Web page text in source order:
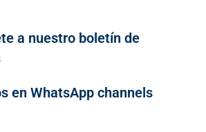
a nuestro boletín de
en WhatsApp channels